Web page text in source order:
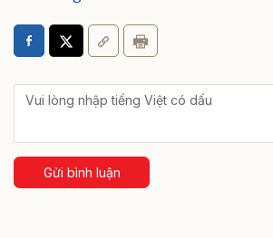
Gửi bình luận